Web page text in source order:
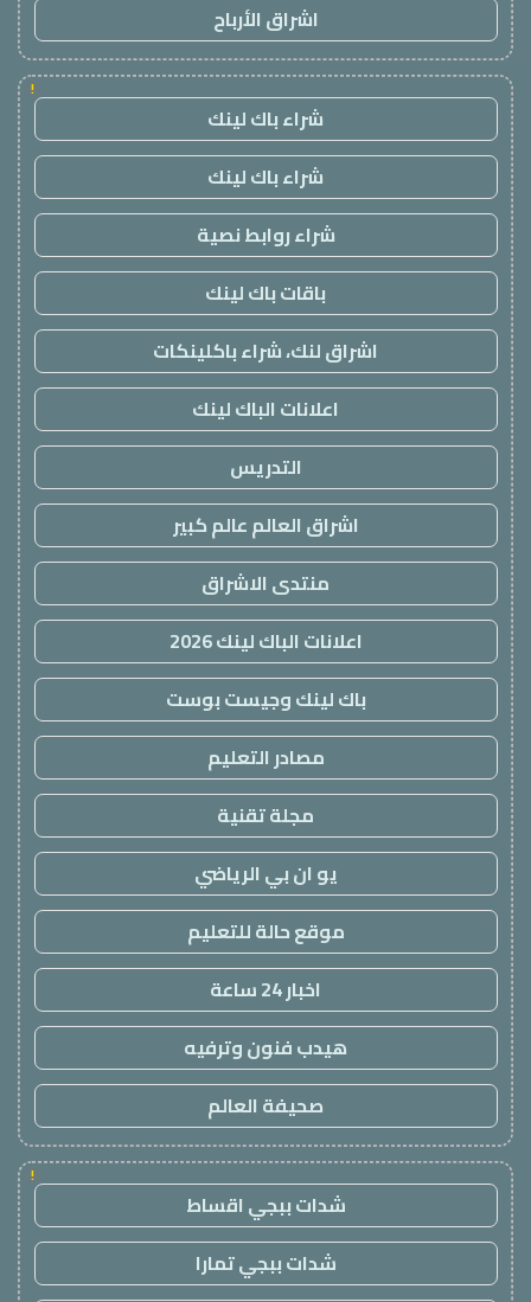
اشراق الأرباح
!
شراء باك لينك
شراء باك لينك
شراء روابط نصية
باقات باك لينك
اشراق لنك، شراء باكلينكات
اعلانات الباك لينك
التدريس
اشراق العالم عالم كبير
منتدى الاشراق
اعلانات الباك لينك 2026
باك لينك وجيست بوست
مصادر التعليم
مجلة تقنية
يو ان بي الرياضي
موقع حالة للتعليم
اخبار 24 ساعة
هيدب فنون وترفيه
صحيفة العالم
!
شدات ببجي اقساط
شدات ببجي تمارا